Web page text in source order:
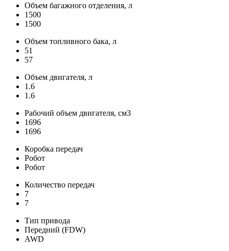
Объем багажного отделения, л
1500
1500
Объем топливного бака, л
51
57
Объем двигателя, л
1.6
1.6
Рабочий объем двигателя, см3
1696
1696
Коробка передач
Робот
Робот
Количество передач
7
7
Тип привода
Передний (FDW)
AWD